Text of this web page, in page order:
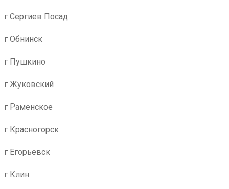
г Сергиев Посад
г Обнинск
г Пушкино
г Жуковский
г Раменское
г Красногорск
г Егорьевск
г Клин